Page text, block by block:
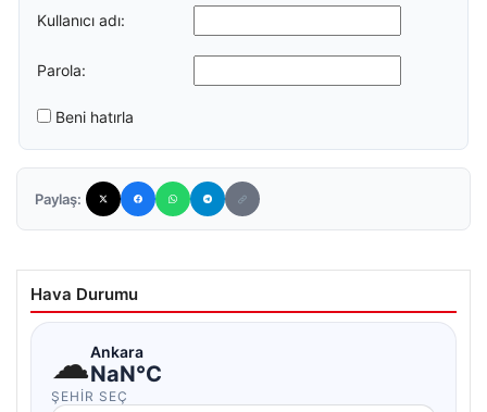
Kullanıcı adı:
Parola:
Beni hatırla
Paylaş:
Hava Durumu
☁Ankara
NaN°C
ŞEHIR SEÇ